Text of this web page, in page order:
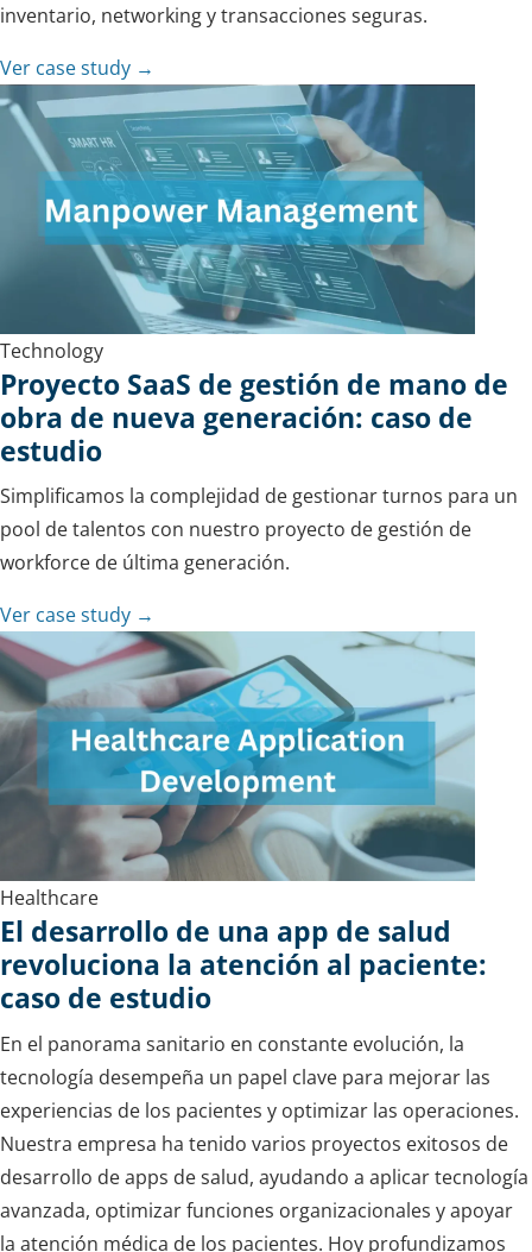
inventario, networking y transacciones seguras.
Ver case study →
Technology
Proyecto SaaS de gestión de mano de
obra de nueva generación: caso de
estudio
Simplificamos la complejidad de gestionar turnos para un
pool de talentos con nuestro proyecto de gestión de
workforce de última generación.
Ver case study →
Healthcare
El desarrollo de una app de salud
revoluciona la atención al paciente:
caso de estudio
En el panorama sanitario en constante evolución, la
tecnología desempeña un papel clave para mejorar las
experiencias de los pacientes y optimizar las operaciones.
Nuestra empresa ha tenido varios proyectos exitosos de
desarrollo de apps de salud, ayudando a aplicar tecnología
avanzada, optimizar funciones organizacionales y apoyar
la atención médica de los pacientes. Hoy profundizamos